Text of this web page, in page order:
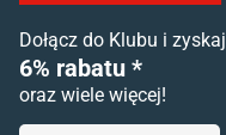
Dołącz do Klubu i zyskaj
6% rabatu *
oraz wiele więcej!